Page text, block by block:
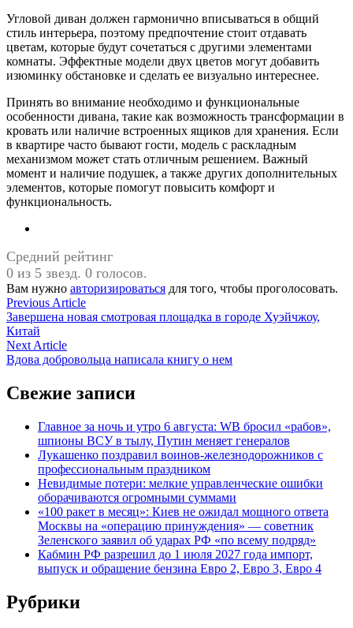
Угловой диван должен гармонично вписываться в общий
стиль интерьера, поэтому предпочтение стоит отдавать
цветам, которые будут сочетаться с другими элементами
комнаты. Эффектные модели двух цветов могут добавить
изюминку обстановке и сделать ее визуально интереснее.
Принять во внимание необходимо и функциональные
особенности дивана, такие как возможность трансформации в
кровать или наличие встроенных ящиков для хранения. Если
в квартире часто бывают гости, модель с раскладным
механизмом может стать отличным решением. Важный
момент и наличие подушек, а также других дополнительных
элементов, которые помогут повысить комфорт и
функциональность.
Средний рейтинг
0 из 5 звезд. 0 голосов.
Вам нужно авторизироваться для того, чтобы проголосовать.
Навигация
по
записям
Previous ArticlePrevious
article:
Завершена новая смотровая площадка в городе Хуэйчжоу,
Китай
Next ArticleNext
article:
Вдова добровольца написала книгу о нем
Свежие записи
Главное за ночь и утро 6 августа: WB бросил «рабов»,
шпионы ВСУ в тылу, Путин меняет генералов
Лукашенко поздравил воинов-железнодорожников с
профессиональным праздником
Невидимые потери: мелкие управленческие ошибки
оборачиваются огромными суммами
«100 ракет в месяц»: Киев не ожидал мощного ответа
Москвы на «операцию принуждения» — советник
Зеленского заявил об ударах РФ «по всему подряд»
Кабмин РФ разрешил до 1 июля 2027 года импорт,
выпуск и обращение бензина Евро 2, Евро 3, Евро 4
Рубрики